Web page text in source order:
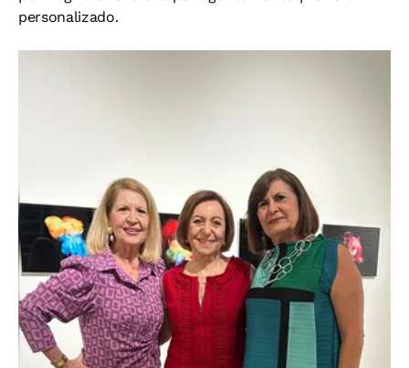
personalizado.